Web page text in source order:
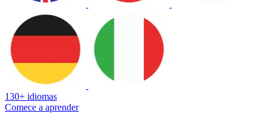
130+ idiomas
Comece a aprender